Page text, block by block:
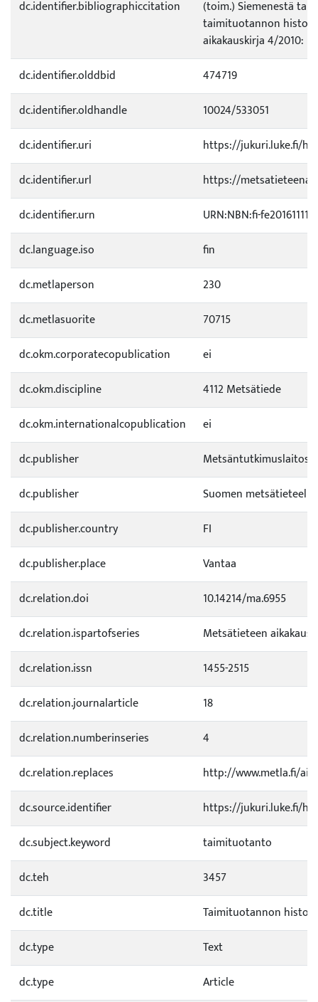
dc.identifier.bibliographiccitation
(toim.) Siemenestä
taimituotannon
aikakauskirja 4/2010:
dc.identifier.olddbid
474719
dc.identifier.oldhandle
10024/533051
dc.identifier.uri
https://jukuri.luke.fi/
dc.identifier.url
https://
dc.identifier.urn
URN:NBN:fi-
dc.language.iso
fin
dc.metlaperson
230
dc.metlasuorite
70715
dc.okm.corporatecopublication
ei
dc.okm.discipline
4112 Metsätiede
dc.okm.internationalcopublication
ei
dc.publisher
Metsäntutkimuslaitos
dc.publisher
Suomen
dc.publisher.country
FI
dc.publisher.place
Vantaa
dc.relation.doi
10.14214/ma.6955
dc.relation.ispartofseries
Metsätieteen
dc.relation.issn
1455-2515
dc.relation.journalarticle
18
dc.relation.numberinseries
4
dc.relation.replaces
http://www.metla.fi/
dc.source.identifier
https://jukuri.luke.fi/
dc.subject.keyword
taimituotanto
dc.teh
3457
dc.title
Taimituotannon
dc.type
Text
dc.type
Article